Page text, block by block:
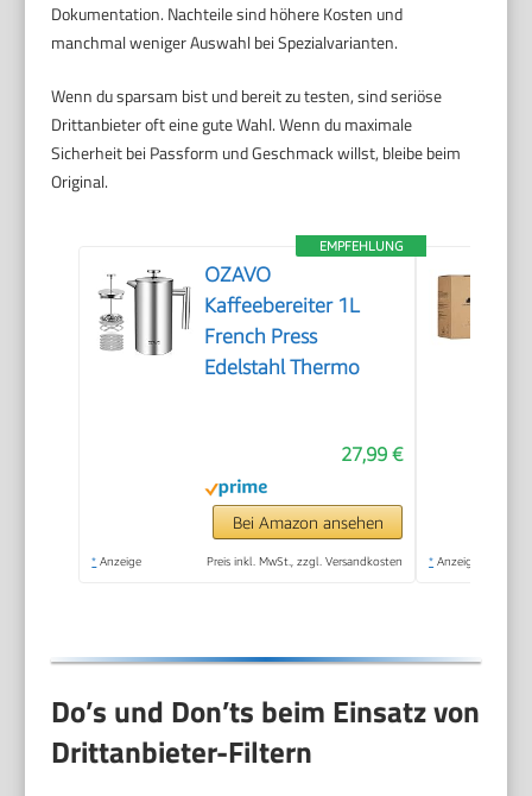
Dokumentation. Nachteile sind höhere Kosten und
manchmal weniger Auswahl bei Spezialvarianten.
Wenn du sparsam bist und bereit zu testen, sind seriöse
Drittanbieter oft eine gute Wahl. Wenn du maximale
Sicherheit bei Passform und Geschmack willst, bleibe beim
Original.
EMPFEHLUNG
OZAVO
Kaffeebereiter 1L
French Press
Edelstahl Thermo
27,99 €
Bei Amazon ansehen
* Anzeige Preis inkl. MwSt., zzgl. Versandkosten * Anzeige
Do’s und Don’ts beim Einsatz von
Drittanbieter-Filtern